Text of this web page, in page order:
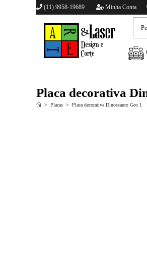
(11) 9958-19689 Minha Conta
Placa decorativa
> Placas > Placa decorativa Dinossauro Geo 1